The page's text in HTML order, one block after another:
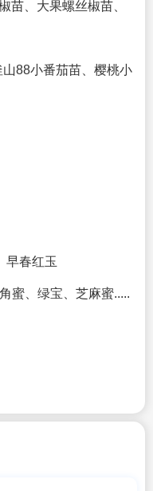
苗、大果螺丝椒苗、
88小番茄苗、樱桃小
早春红玉
蜜、绿宝、芝麻蜜.....